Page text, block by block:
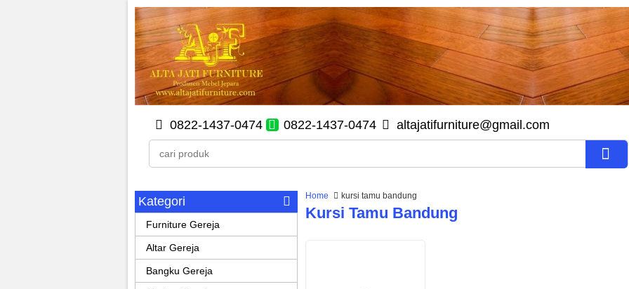
0822-1437-0474 0822-1437-0474 altajatifurniture@gmail.com
Home kursi tamu bandung
Kursi Tamu Bandung
Kategori
Furniture Gereja
Altar Gereja
Bangku Gereja